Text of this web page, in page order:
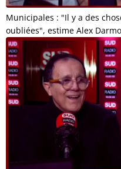
Municipales : "Il y a des
oubliées", estime Alex